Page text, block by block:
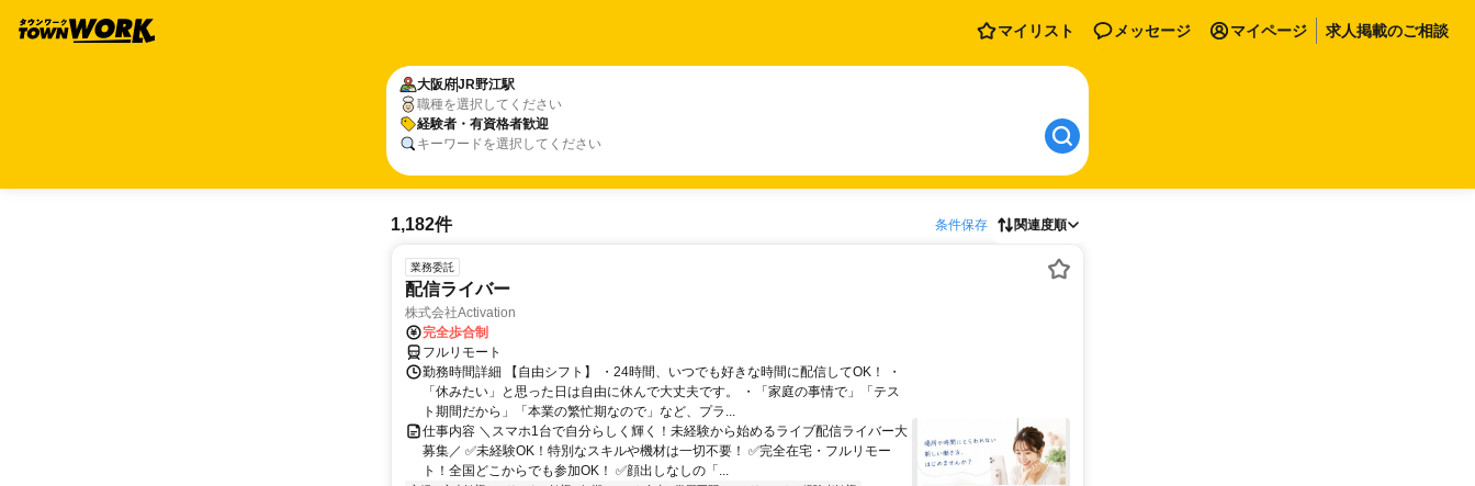
マイリスト メッセージ マイページ 求人掲載のご相談
大阪府JR野江駅
職種を選択してください
経験者・有資格者歓迎
キーワードを選択してください
1,182件 条件保存 関連度順
業務委託
配信ライバー
株式会社Activation
完全歩合制
フルリモート
勤務時間詳細 【自由シフト】 ・24時間、いつでも好きな時間に配信してOK！ ・
「休みたい」と思った日は自由に休んで大丈夫です。 ・「家庭の事情で」「テス
ト期間だから」「本業の繁忙期なので」など、プラ...
仕事内容 ＼スマホ1台で自分らしく輝く！未経験から始めるライブ配信ライバー大
募集／ ✅未経験OK！特別なスキルや機材は一切不要！ ✅完全在宅・フルリモー
ト！全国どこからでも参加OK！ ✅顔出しなしの「...